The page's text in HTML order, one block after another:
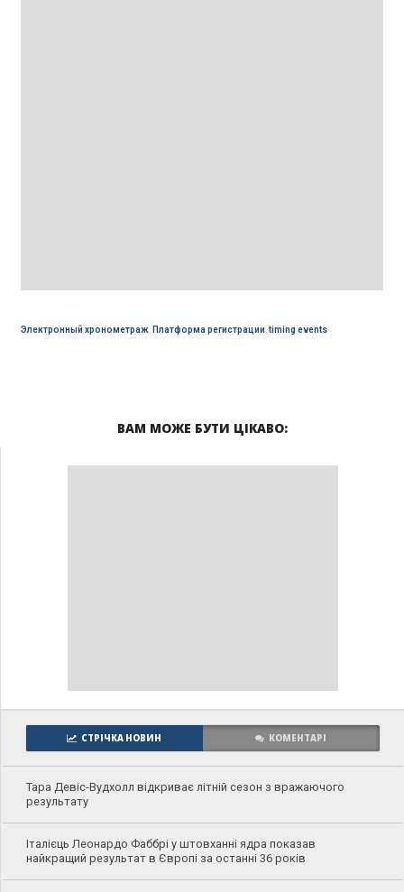
Электронный хронометраж, Платформа регистрации,timing events
ВАМ МОЖЕ БУТИ ЦІКАВО:
СТРІЧКА НОВИН КОМЕНТАРІ
Тара Девіс-Вудхолл відкриває літній сезон з вражаючого
результату
Італієць Леонардо Фаббрі у штовханні ядра показав
найкращий результат в Європі за останні 36 років